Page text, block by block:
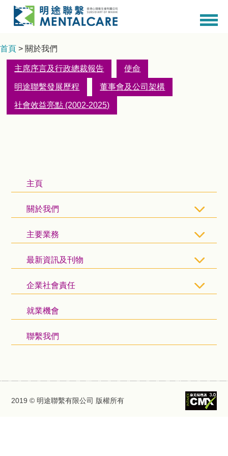
首頁 > 關於我們
主席序言及行政總裁報告 使命
明途聯繫發展歷程 董事會及公司架構
社會效益亮點 (2002-2025)
主頁
關於我們
主要業務
最新資訊及刊物
企業社會責任
就業機會
聯繫我們
2019 © 明途聯繫有限公司 版權所有